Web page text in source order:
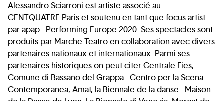
Alessandro Sciarroni est artiste associé au
CENTQUATRE-Paris et soutenu en tant que focus-artist
par apap - Performing Europe 2020. Ses spectacles sont
produits par Marche Teatro en collaboration avec divers
partenaires nationaux et internationaux. Parmi ses
partenaires historiques on peut citer Centrale Fies,
Comune di Bassano del Grappa - Centro per la Scena
Contemporanea, Amat, la Biennale de la danse - Maison